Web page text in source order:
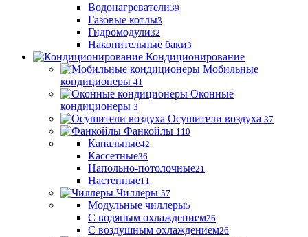
Водонагреватели39
Газовые котлы3
Гидромодули32
Накопительные баки3
Кондиционирование
Мобильные
кондиционеры 41
Оконные
кондиционеры 3
Осушители воздуха 37
Фанкойлы 110
Канальные42
Кассетные36
Напольно-потолочные21
Настенные11
Чиллеры 57
Модульные чиллеры5
С водяным охлаждением26
С воздушным охлаждением26